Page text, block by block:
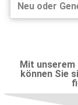
Neu oder
Mit
können Sie